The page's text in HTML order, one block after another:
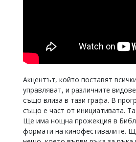
Акцентът, който поставят
управляват, и различните
също влиза в тази графа. В
също е част от инициативата.
Ще има нощна прожекция в
формати на кинофестивалите.